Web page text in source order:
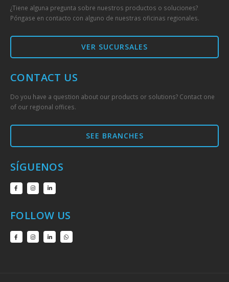
¿Tiene alguna pregunta sobre nuestros productos o soluciones?
Póngase en contacto con alguno de nuestras oficinas regionales.
VER SUCURSALES
CONTACT US
Do you have a question about our products or solutions? Contact one
of our regional offices.
SEE BRANCHES
SÍGUENOS
FOLLOW US